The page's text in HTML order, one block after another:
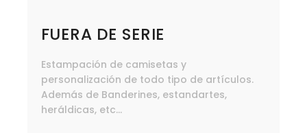
FUERA DE SERIE
Estampación de camisetas y
personalización de todo tipo de artículos.
Además de Banderines, estandartes,
heráldicas, etc...